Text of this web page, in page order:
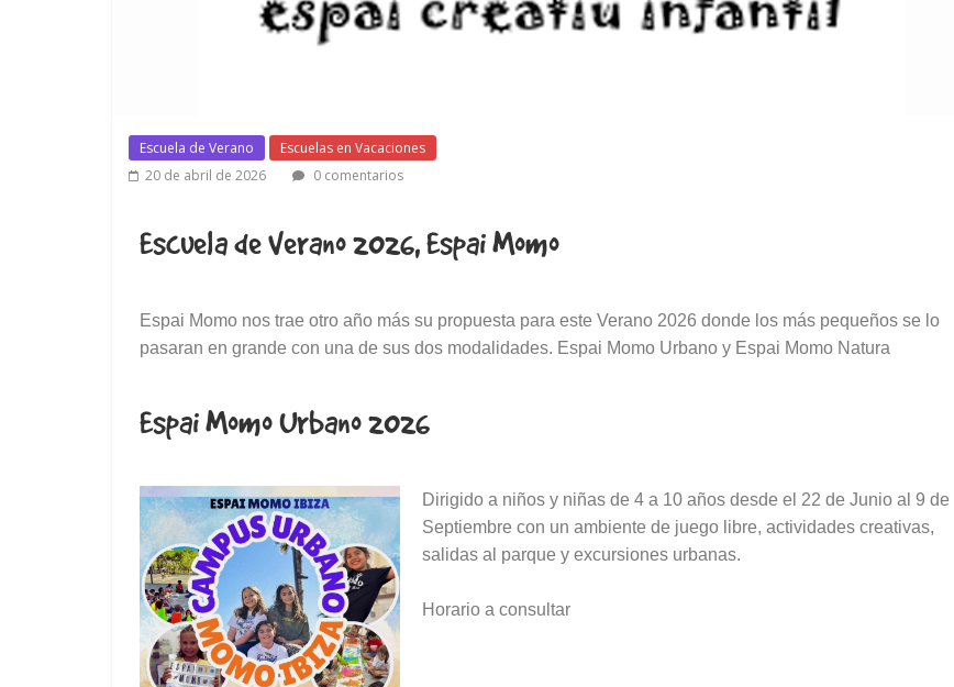
Escuela de Verano
Escuelas en Vacaciones
20 de abril de 2026
0 comentarios
Escuela de Verano 2026, Espai Momo
Espai Momo nos trae otro año más su propuesta para este Verano 2026 donde los más pequeños se lo
pasaran en grande con una de sus dos modalidades. Espai Momo Urbano y Espai Momo Natura
Espai Momo Urbano 2026
Dirigido a niños y niñas de 4 a 10 años desde el 22 de Junio al 9 de
Septiembre con un ambiente de juego libre, actividades creativas,
salidas al parque y excursiones urbanas.
Horario a consultar